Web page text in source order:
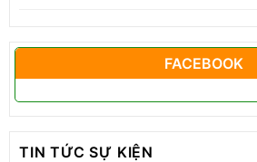
FACEBOOK
TIN TỨC SỰ KIỆN